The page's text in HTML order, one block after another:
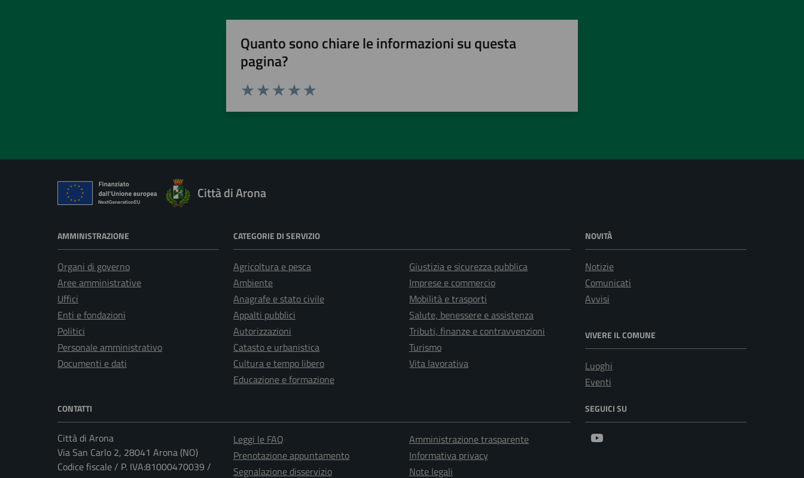
Quanto sono chiare le informazioni su questa
pagina?
Città di Arona
AMMINISTRAZIONE
Organi di governo
Aree amministrative
Uffici
Enti e fondazioni
Politici
Personale amministrativo
Documenti e dati
CATEGORIE DI SERVIZIO
Agricoltura e pesca
Ambiente
Anagrafe e stato civile
Appalti pubblici
Autorizzazioni
Catasto e urbanistica
Cultura e tempo libero
Educazione e formazione
Giustizia e sicurezza pubblica
Imprese e commercio
Mobilità e trasporti
Salute, benessere e assistenza
Tributi, finanze e contravvenzioni
Turismo
Vita lavorativa
NOVITÀ
Notizie
Comunicati
Avvisi
VIVERE IL COMUNE
Luoghi
Eventi
CONTATTI
Città di Arona
Via San Carlo 2, 28041 Arona (NO)
Codice fiscale / P. IVA:81000470039 /
Leggi le FAQ
Prenotazione appuntamento
Segnalazione disservizio
Amministrazione trasparente
Informativa privacy
Note legali
SEGUICI SU